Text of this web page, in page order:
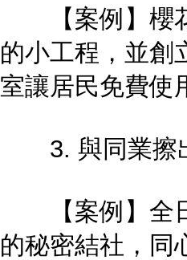
【案例】櫻花
的小工程，並創
室讓居民免費使
3. 與同業擦
【案例】全日
的秘密結社，同